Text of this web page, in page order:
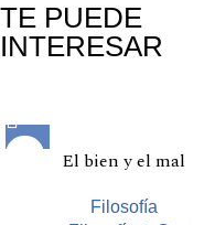
TE PUEDE
INTERESAR
El bien y el mal
Filosofía